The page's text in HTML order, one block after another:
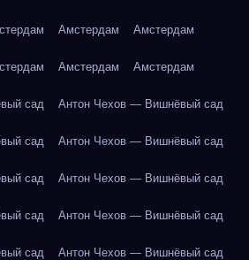
Амстердам Амстердам
Амстердам Амстердам
сад Антон Чехов — Вишнёвый сад
сад Антон Чехов — Вишнёвый сад
сад Антон Чехов — Вишнёвый сад
сад Антон Чехов — Вишнёвый сад
сад Антон Чехов — Вишнёвый сад